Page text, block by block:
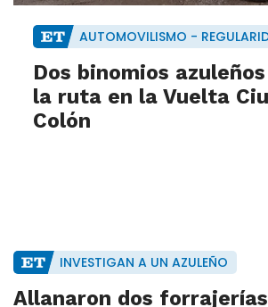
AUTOMOVILISMO -
Dos binomios
la ruta en la Vuelta
Colón
INVESTIGAN A UN AZULEÑO
Allanaron dos